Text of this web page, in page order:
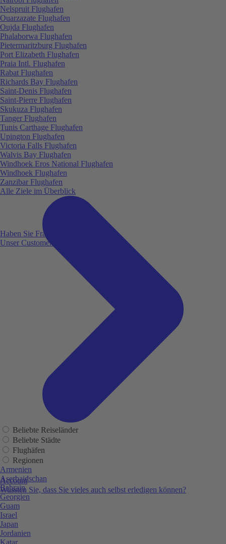
Haben Sie Fragen?
Unser Customer Service ist für Sie da!
Account
Wussten Sie, dass Sie vieles auch selbst erledigen können?
Nelspruit Flughafen
Ouarzazate Flughafen
Oujda Flughafen
Phalaborwa Flughafen
Pietermaritzburg Flughafen
Port Elizabeth Flughafen
Praia Intl. Flughafen
Rabat Flughafen
Richards Bay Flughafen
Saint-Denis Flughafen
Saint-Pierre Flughafen
Skukuza Flughafen
Tanger Flughafen
Tunis Carthage Flughafen
Upington Flughafen
Victoria Falls Flughafen
Walvis Bay Flughafen
Windhoek Eros National Flughafen
Windhoek Flughafen
Zanzibar Flughafen
Alle Ziele im Überblick
Beliebte Reiseländer
Beliebte Städte
Flughäfen
Regionen
Armenien
Aserbaidschan
Bahrain
Georgien
Guam
Israel
Japan
Jordanien
Katar